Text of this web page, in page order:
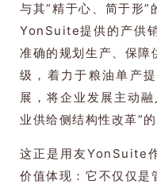
与其“精于心、简于形
YonSuite提供的产供
准确的规划生产、保障
级，着力于粮油单产
展，将企业发展主动
业供给侧结构性改革”
这正是用友YonSuite
价值体现：它不仅仅是